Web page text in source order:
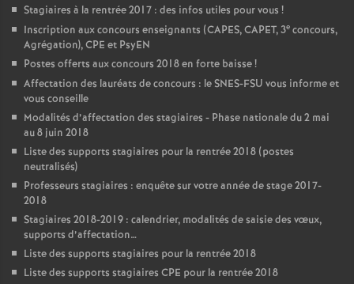
Stagiaires à la rentrée 2017 : des infos utiles pour vous !
Inscription aux concours enseignants (CAPES, CAPET, 3e concours,
Agrégation), CPE et PsyEN
Postes offerts aux concours 2018 en forte baisse!
Affectation des lauréats de concours : le SNES-FSU vous informe et
vous conseille
Modalités d’affectation des stagiaires - Phase nationale du 2 mai
au 8 juin 2018
Liste des supports stagiaires pour la rentrée 2018 (postes
neutralisés)
Professeurs stagiaires : enquête sur votre année de stage 2017-
2018
Stagiaires 2018-2019 : calendrier, modalités de saisie des vœux,
supports d’affectation…
Liste des supports stagiaires pour la rentrée 2018
Liste des supports stagiaires CPE pour la rentrée 2018